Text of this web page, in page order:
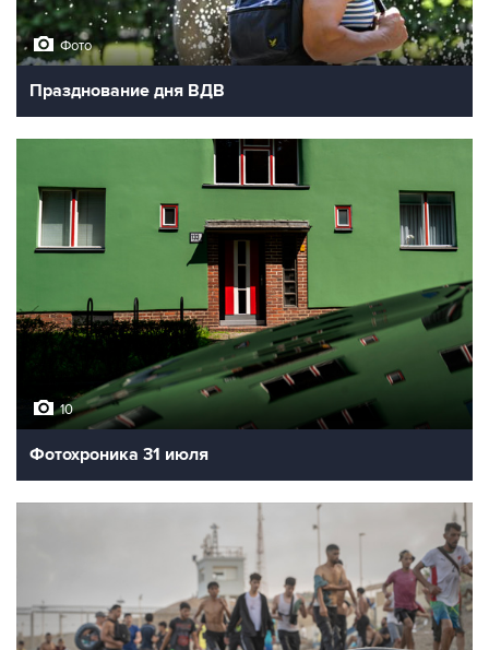
Фото
Празднование дня ВДВ
10
Фотохроника 31 июля